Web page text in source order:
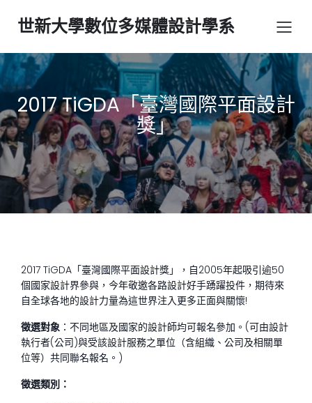
世新大學數位多媒體設計學系
2017 TiGDA「臺灣國際平面設計
獎」
2017 TiGDA 「臺灣國際平面設計獎」，自2005年起吸引逾50
個國家設計界參與，今年敬邀各路設計好手踴躍投件，期待來
自全球各地的設計力量為這世界注入更多正面與關懷!
徵選對象 ：不同地區及國家的設計師均可報名參加。(可由設計
執行者(公司)與受該設計服務之單位（含組織、公司及相關單
位等）共同聯名報名。)
徵選類別：